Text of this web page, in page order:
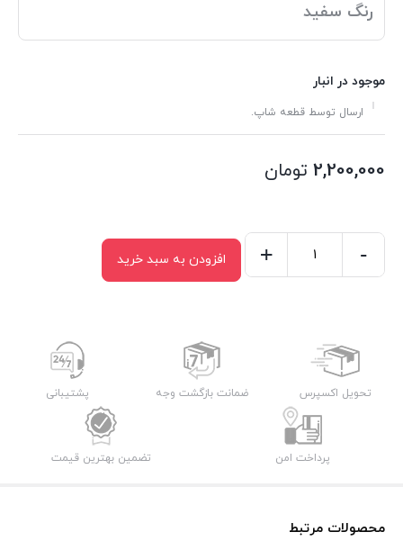
رنگ سفید
موجود در انبار
ارسال توسط قطعه شاپ.
2,200,000 تومان
سفید
اورجینال
-
+ افزودن به سبد خرید
تحویل اکسپرس ضمانت بازگشت وجه پشتیبانی
پرداخت امن تضمین بهترین قیمت
محصولات مرتبط